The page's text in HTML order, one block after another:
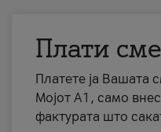
Плати
Платете ја Вашата
Мојот А1, само
фактурата што